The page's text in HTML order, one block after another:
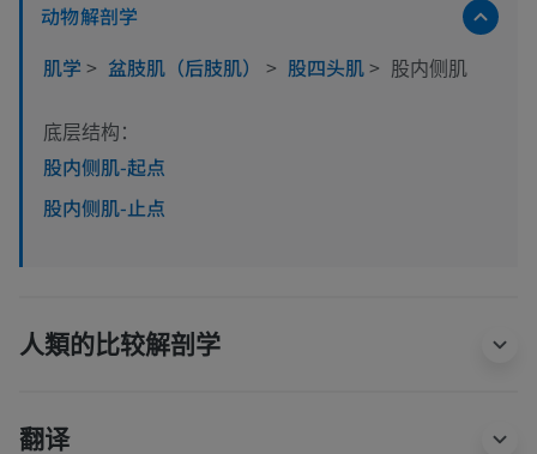
动物解剖学
肌学 > 盆肢肌（后肢肌） > 股四头肌> 股内侧肌
底层结构：
股内侧肌-起点
股内侧肌-止点
人類的比较解剖学
翻译